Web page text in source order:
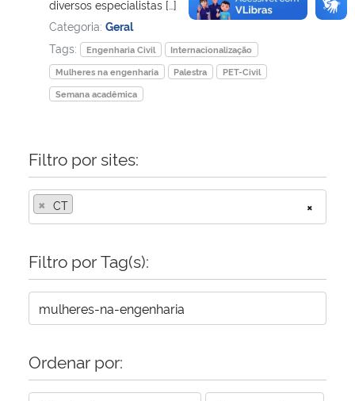
diversos especialistas […]
Categoria: Geral
Tags:
Engenharia Civil
Internacionalização
Mulheres na engenharia
Palestra
PET-Civil
Semana acadêmica
Filtro por sites:
×
× CT
Filtro por Tag(s):
Ordenar por: